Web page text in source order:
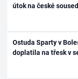
útok na české
Ostuda Sparty v
doplatila na třesk v